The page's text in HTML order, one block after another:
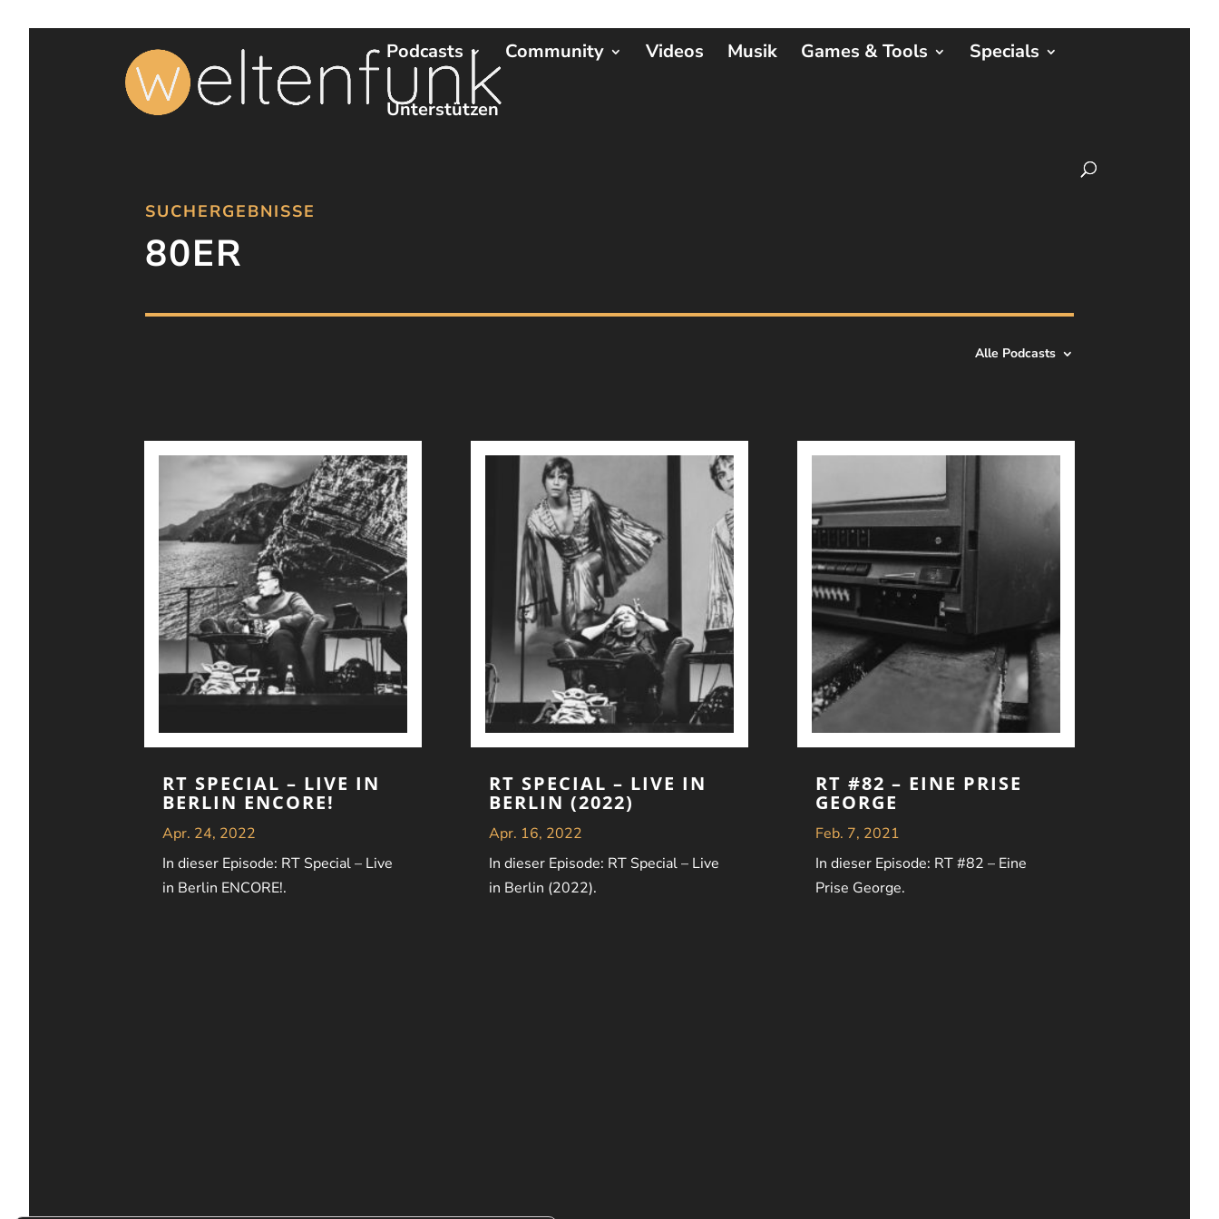
Podcasts Community Videos Musik Games & Tools Specials
Unterstützen
SUCHERGEBNISSE
80ER
Alle Podcasts
RT SPECIAL – LIVE IN
BERLIN ENCORE!
Apr. 24, 2022
In dieser Episode: RT Special – Live
in Berlin ENCORE!.
RT SPECIAL – LIVE IN
BERLIN (2022)
Apr. 16, 2022
In dieser Episode: RT Special – Live
in Berlin (2022).
RT #82 – EINE PRISE
GEORGE
Feb. 7, 2021
In dieser Episode: RT #82 – Eine
Prise George.